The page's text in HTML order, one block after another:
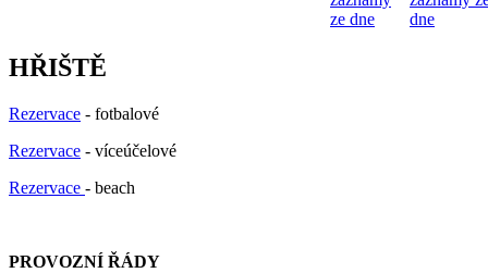
ze dne
dne
HŘIŠTĚ
Rezervace - fotbalové
Rezervace - víceúčelové
Rezervace - beach
PROVOZNÍ ŘÁDY